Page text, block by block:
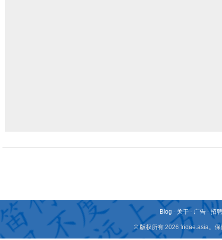
Blog - 关于 - 广告 -招
© 版权所有 2026 fridae.asia。